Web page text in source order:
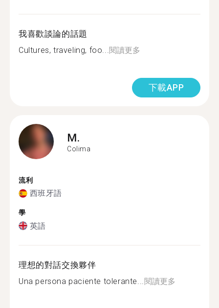
我喜歡談論的話題
Cultures, traveling, foo... 閱讀更多
下載APP
M.
Colima
流利
西班牙語
學
英語
理想的對話交換夥伴
Una persona paciente tolerante... 閱讀更多